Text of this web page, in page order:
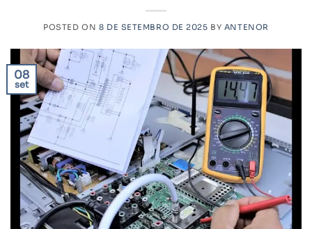
POSTED ON 8 DE SETEMBRO DE 2025 BY ANTENOR
08
set